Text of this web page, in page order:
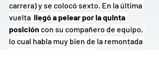
carrera) y se colocó sexto. En la última
vuelta llegó a pelear por la quinta
posición con su compañero de equipo,
lo cual habla muy bien de la remontada